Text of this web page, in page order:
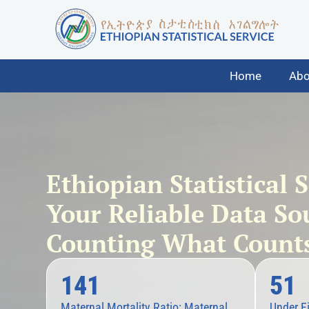
Home
Ethiopian Statistical
Your Reliable Data
Counting What
141 51